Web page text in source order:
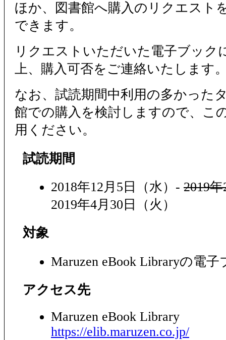
ほか、図書館へ購入のリクエスト
できます。
リクエストいただいた電子ブック
上、購入可否をご連絡いたします
なお、試読期間中利用の多かった
館での購入を検討しますので、こ
用ください。
試読期間
2018年12月5日（水）- 2019
2019年4月30日（火）
対象
Maruzen eBook Libraryの電子
アクセス先
Maruzen eBook Library
https://elib.maruzen.co.jp/